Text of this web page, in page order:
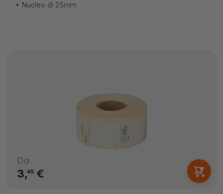
Nucleo di 25mm
Da
3,45€